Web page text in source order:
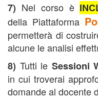
7) Nel corso è
della Piattaforma
permetterà di
alcune le analisi
8) Tutti le Sessioni
in cui troverai
domande al docente